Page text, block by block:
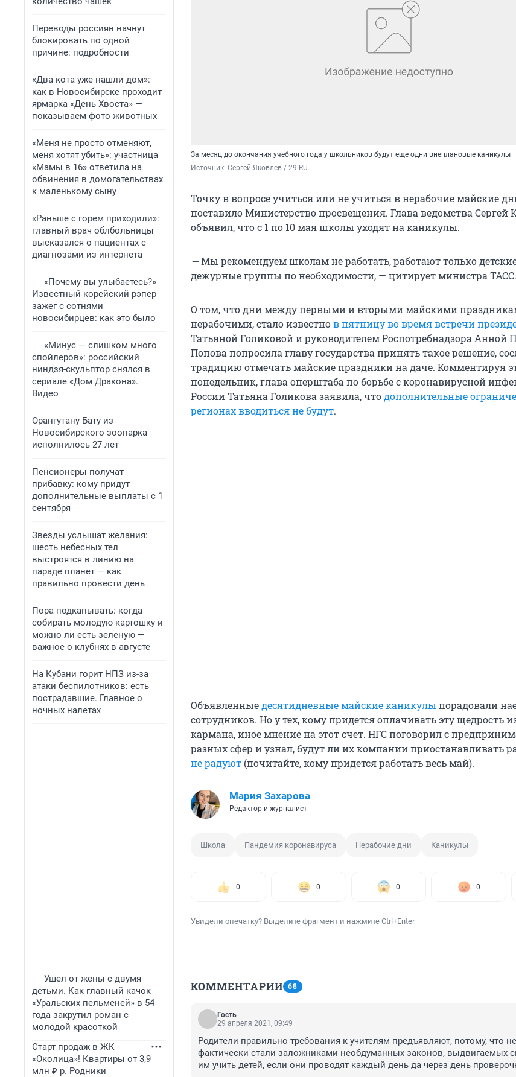
Переводы россиян начнут
блокировать по одной
причине: подробности
«Два кота уже нашли дом»:
как в Новосибирске проходит
ярмарка «День Хвоста» —
показываем фото животных
«Меня не просто отменяют,
меня хотят убить»: участница
«Мамы в 16» ответила на
обвинения в домогательствах
к маленькому сыну
«Раньше с горем приходили»:
главный врач облбольницы
высказался о пациентах с
диагнозами из интернета
«Почему вы улыбаетесь?»
Известный корейский рэпер
зажег с сотнями
новосибирцев: как это было
«Минус — слишком много
спойлеров»: российский
ниндзя-скульптор снялся в
сериале «Дом Дракона».
Видео
Орангутану Бату из
Новосибирского зоопарка
исполнилось 27 лет
Пенсионеры получат
прибавку: кому придут
дополнительные выплаты с 1
сентября
Звезды услышат желания:
шесть небесных тел
выстроятся в линию на
параде планет — как
правильно провести день
Пора подкапывать: когда
собирать молодую картошку и
можно ли есть зеленую —
важное о клубнях в августе
На Кубани горит НПЗ из-за
атаки беспилотников: есть
пострадавшие. Главное о
ночных налетах
Ушел от жены с двумя
детьми. Как главный качок
«Уральских пельменей» в 54
года закрутил роман с
молодой красоткой
Старт продаж в ЖК
«Околица»! Квартиры от 3,9
млн ₽ р. Родники
За месяц до окончания учебного года у школьников будут еще одни внеплановые каникулы
Источник: Сергей Яковлев / 29.RU
Точку в вопросе учиться или не учиться в нерабочие майские
поставило Министерство просвещения. Глава ведомства Сергей
объявил, что с 1 по 10 мая школы уходят на каникулы.
—Мы рекомендуем школам не работать, работают только
дежурные группы по необходимости, — цитирует министра ТАСС.
О том, что дни между первыми и вторыми майскими
нерабочими, стало известнов пятницу во время встречи
Татьяной Голиковой и руководителем Роспотребнадзора Анной
Попова попросила главу государства принять такое решение,
традицию отмечать майские праздники на даче. Комментируя
понедельник, глава оперштаба по борьбе с коронавирусной
России Татьяна Голикова заявила, чтодополнительные
регионах вводиться не будут.
Объявленныедесятидневные майские каникулы порадовали
сотрудников. Но у тех, кому придется оплачивать эту щедрость
кармана, иное мнение на этот счет. НГС поговорил с
разных сфер и узнал, будут ли их компании приостанавливать
не радуют (почитайте, кому придется работать весь май).
Мария Захарова
Редактор и журналист
Школа Пандемия коронавируса Нерабочие дни Каникулы
0 0 0 0
Увидели опечатку? Выделите фрагмент и нажмите Ctrl+Enter
КОММЕНТАРИИ 68
Гость
29 апреля 2021, 09:49
Родители правильно требования к учителям предъявляют, потому, что
фактически стали заложниками необдуманных законов, выдвигаемых
им учить детей, если они проводят каждый день да через день